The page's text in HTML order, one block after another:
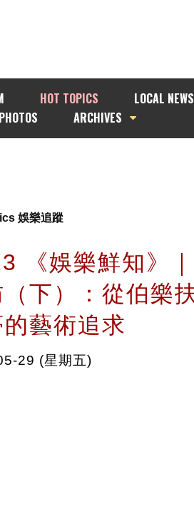
HOT TOPICS
LOCAL NEWS
PHOTOS ARCHIVES
娛樂追蹤
《娛樂鮮知》
下）：從伯樂
藝術追求
29 (星期五)